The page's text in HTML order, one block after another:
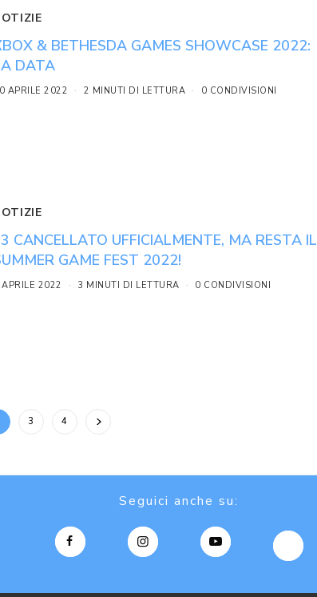
& BETHESDA GAMES SHOWCASE 2022:
DATA
APRILE 2022 2 MINUTI DI LETTURA 0 CONDIVISIONI
CANCELLATO UFFICIALMENTE, MA RESTA IL
GAME FEST 2022!
2022 3 MINUTI DI LETTURA 0 CONDIVISIONI
3 4
Seguici anche su: